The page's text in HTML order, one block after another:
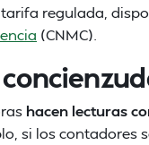
regulada,
(CNMC).
hacen lecturas
si los contadores